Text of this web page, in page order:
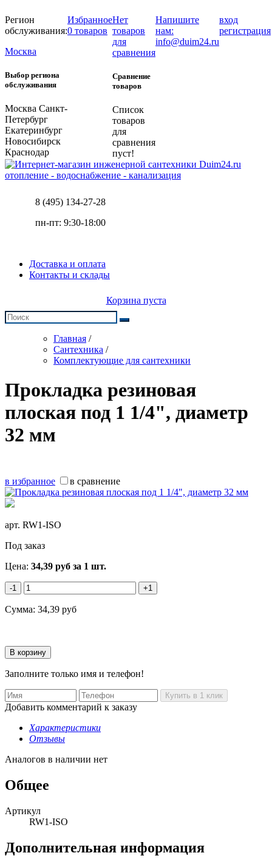
Регион
обслуживания:
Москва
Выбор региона
обслуживания
Москва Санкт-
Петербург
Екатеринбург
Новосибирск
Краснодар
Избранное
0 товаров
Нет
товаров
для
сравнения
Сравнение
товаров
Список
товаров
для
сравнения
пуст!
Напишите
нам:
info@duim24.ru
вход
регистрация
отопление - водоснабжение - канализация
8 (495) 134-27-28
пн-пт: 9:30-18:00
Доставка и оплата
Контакты и склады
Корзина пуста
Главная /
Сантехника /
Комплектующие для сантехники
Прокладка резиновая
плоская под 1 1/4", диаметр
32 мм
в избранное в сравнение
арт. RW1-ISO
Под заказ
Цена: 34,39 руб за 1 шт.
-1 +1
Сумма: 34,39 руб
Заполните только имя и телефон!
Добавить комментарий к заказу
Характеристики
Отзывы
Аналогов в наличии нет
Общее
Артикул
RW1-ISO
Дополнительная информация